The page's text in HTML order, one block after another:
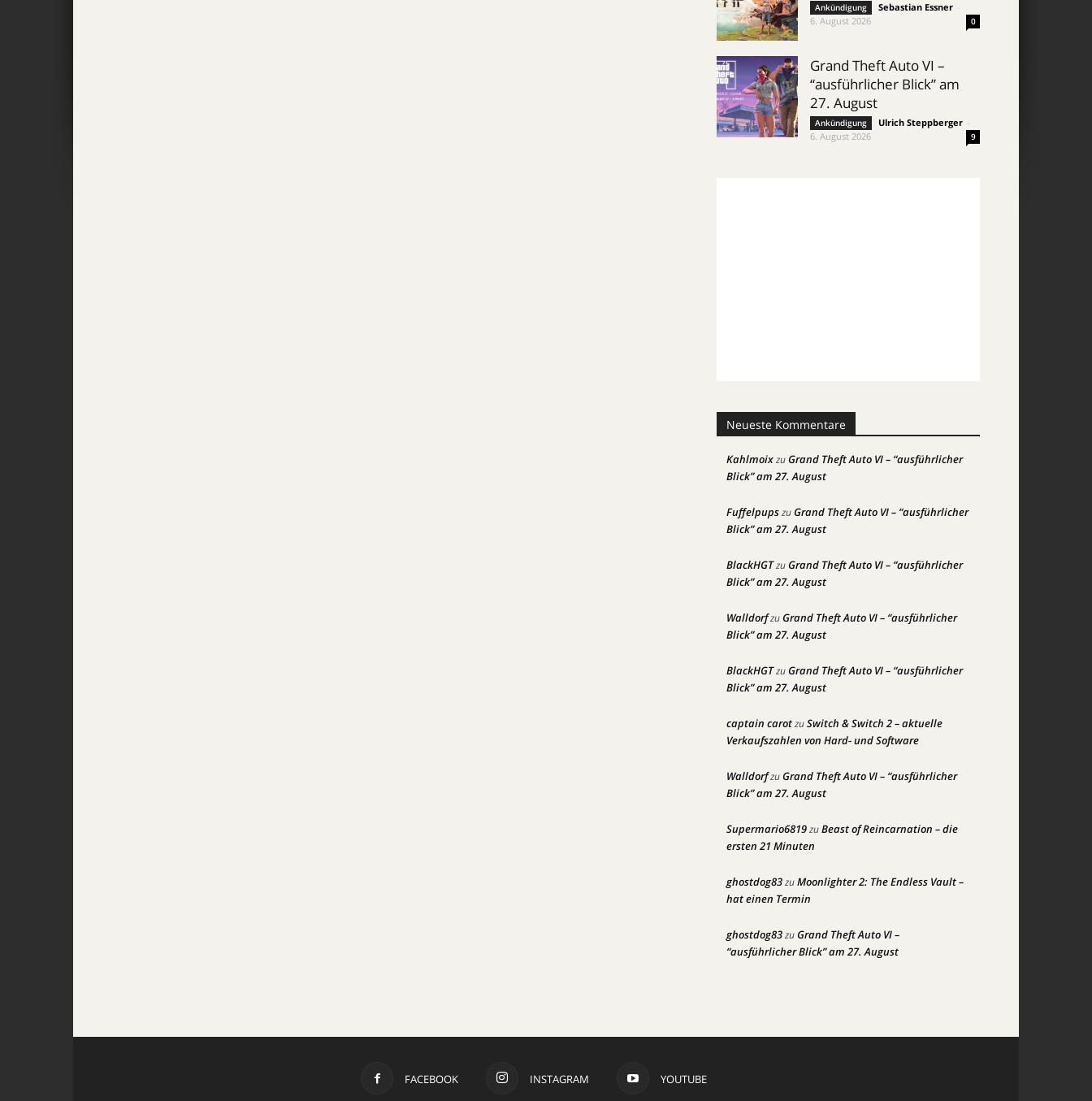
Ankündigung Sebastian Essner
6. August 2026
0
Grand Theft Auto VI –
“ausführlicher Blick” am
27. August
Ankündigung Ulrich Steppberger
6. August 2026
9
Neueste Kommentare
KahlmoixzuGrand Theft Auto VI – “ausführlicher
Blick” am 27. August
FuffelpupszuGrand Theft Auto VI – “ausführlicher
Blick” am 27. August
BlackHGTzuGrand Theft Auto VI – “ausführlicher
Blick” am 27. August
WalldorfzuGrand Theft Auto VI – “ausführlicher
Blick” am 27. August
BlackHGTzuGrand Theft Auto VI – “ausführlicher
Blick” am 27. August
captain carotzuSwitch & Switch 2 – aktuelle
Verkaufszahlen von Hard- und Software
WalldorfzuGrand Theft Auto VI – “ausführlicher
Blick” am 27. August
Supermario6819zuBeast of Reincarnation – die
ersten 21 Minuten
ghostdog83zuMoonlighter 2: The Endless Vault –
hat einen Termin
ghostdog83zuGrand Theft Auto VI –
“ausführlicher Blick” am 27. August
FACEBOOK INSTAGRAM YOUTUBE